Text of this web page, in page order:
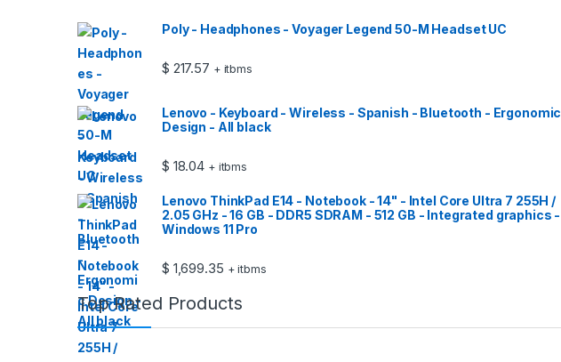
Poly - Headphones - Voyager Legend 50-M Headset UC
$ 217.57 + itbms
Lenovo - Keyboard - Wireless - Spanish - Bluetooth - Ergonomic
Design - All black
$ 18.04 + itbms
Lenovo ThinkPad E14 - Notebook - 14" - Intel Core Ultra 7 255H /
2.05 GHz - 16 GB - DDR5 SDRAM - 512 GB - Integrated graphics -
Windows 11 Pro
$ 1,699.35 + itbms
Top Rated Products